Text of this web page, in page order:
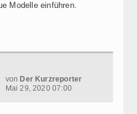
Modelle einführen.
von Der Kurzreporter
Mai 29, 2020 07:00